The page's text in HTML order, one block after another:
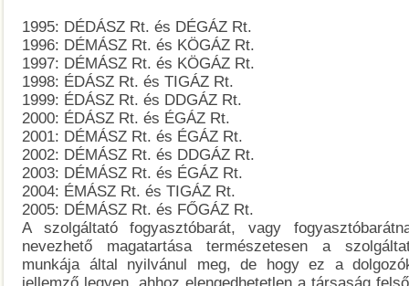
1995: DÉDÁSZ Rt. és DÉGÁZ Rt.
1996: DÉMÁSZ Rt. és KÖGÁZ Rt.
1997: DÉMÁSZ Rt. és KÖGÁZ Rt.
1998: ÉDÁSZ Rt. és TIGÁZ Rt.
1999: ÉDÁSZ Rt. és DDGÁZ Rt.
2000: ÉDÁSZ Rt. és ÉGÁZ Rt.
2001: DÉMÁSZ Rt. és ÉGÁZ Rt.
2002: DÉMÁSZ Rt. és DDGÁZ Rt.
2003: DÉMÁSZ Rt. és ÉGÁZ Rt.
2004: ÉMÁSZ Rt. és TIGÁZ Rt.
2005: DÉMÁSZ Rt. és FŐGÁZ Rt.
A szolgáltató fogyasztóbarát, vagy
nevezhető magatartása természetesen a
munkája által nyilvánul meg, de hogy ez a